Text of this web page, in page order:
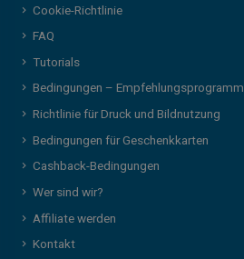
Cookie-Richtlinie
FAQ
Tutorials
Bedingungen – Empfehlungsprogramm
Richtlinie für Druck und Bildnutzung
Bedingungen für Geschenkkarten
Cashback-Bedingungen
Wer sind wir?
Affiliate werden
Kontakt